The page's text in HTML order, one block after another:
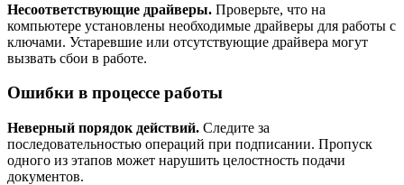
Несоответствующие драйверы. Проверьте, что на
компьютере установлены необходимые драйверы для работы с
ключами. Устаревшие или отсутствующие драйвера могут
вызвать сбои в работе.
Ошибки в процессе работы
Неверный порядок действий. Следите за
последовательностью операций при подписании. Пропуск
одного из этапов может нарушить целостность подачи
документов.